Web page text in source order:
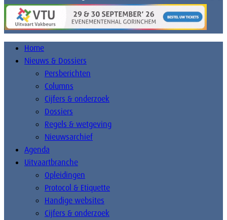
Home
Nieuws & Dossiers
Persberichten
Columns
Cijfers & onderzoek
Dossiers
Regels & wetgeving
Nieuwsarchief
Agenda
Uitvaartbranche
Opleidingen
Protocol & Etiquette
Handige websites
Cijfers & onderzoek